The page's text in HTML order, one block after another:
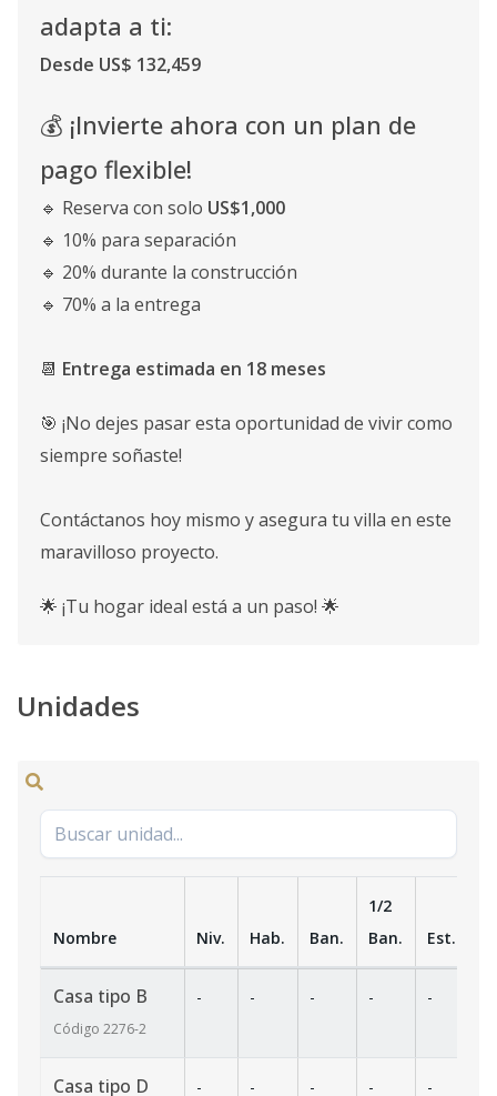
adapta a ti:
Desde US$ 132,459
💰 ¡Invierte ahora con un plan de
pago flexible!
🔹 Reserva con solo US$1,000
🔹 10% para separación
🔹 20% durante la construcción
🔹 70% a la entrega
📆 Entrega estimada en 18 meses
🎯 ¡No dejes pasar esta oportunidad de vivir como
siempre soñaste!
Contáctanos hoy mismo y asegura tu villa en este
maravilloso proyecto.
🌟 ¡Tu hogar ideal está a un paso! 🌟
Unidades
Nombre Niv. Hab. Ban.
1/2
Ban.
Est.
Casa tipo B
Código 2276-2
- - - - -
Casa tipo D - - - - -